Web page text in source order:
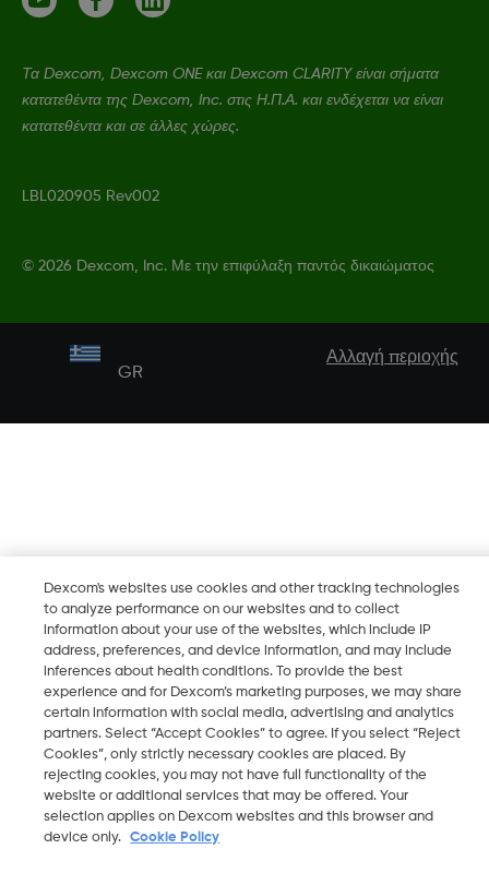
Τα Dexcom, Dexcom ONE και Dexcom CLARITY είναι σήματα
κατατεθέντα της Dexcom, Inc. στις Η.Π.Α. και ενδέχεται να είναι
κατατεθέντα και σε άλλες χώρες.
LBL020905 Rev002
© 2026 Dexcom, Inc. Με την επιφύλαξη παντός δικαιώματος
GR
Αλλαγή περιοχής
Dexcom's websites use cookies and other tracking technologies
to analyze performance on our websites and to collect
information about your use of the websites, which include IP
address, preferences, and device information, and may include
inferences about health conditions. To provide the best
experience and for Dexcom’s marketing purposes, we may share
certain information with social media, advertising and analytics
partners. Select “Accept Cookies” to agree. If you select “Reject
Cookies”, only strictly necessary cookies are placed. By
rejecting cookies, you may not have full functionality of the
website or additional services that may be offered. Your
selection applies on Dexcom websites and this browser and
device only.
Cookie Policy